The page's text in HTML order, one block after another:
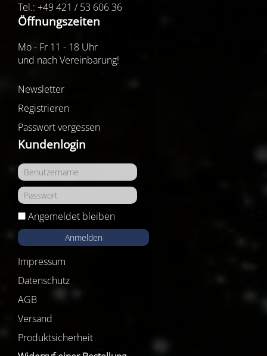
Tel.: +49 421 / 53 606 36
Öffnungszeiten
Mo - Fr 11 - 18 Uhr
und nach Vereinbarung!
Newsletter
Registrieren
Passwort vergessen
Kundenlogin
Angemeldet bleiben
Anmelden
Impressum
Datenschutz
AGB
Versand
Produktsicherheit